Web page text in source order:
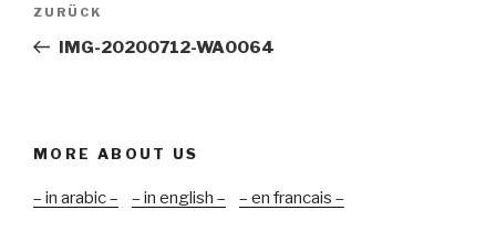
Vorheriger
Beitrag
ZURÜCK
IMG-20200712-WA0064
MORE ABOUT US
– in arabic – – in english – – en francais –